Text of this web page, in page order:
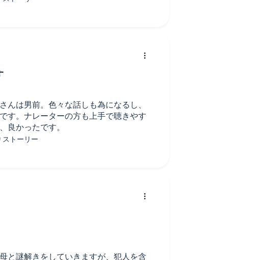
んは男前。色々な話しも為になるし、
す。ナレーターの方も上手で聴きやす
良かったです。
と謎解きをしていきますが、犯人を含